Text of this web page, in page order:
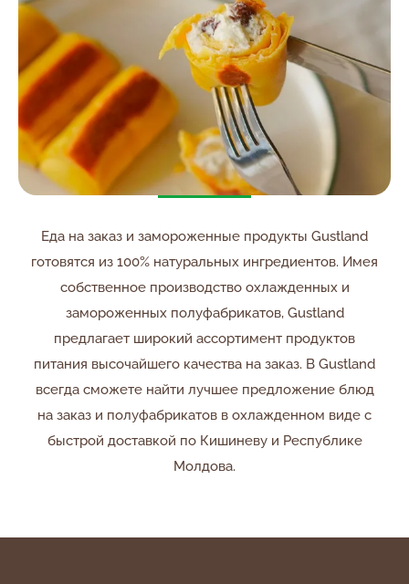
Еда на заказ и замороженные продукты Gustland
готовятся из 100% натуральных ингредиентов. Имея
собственное производство охлажденных и
замороженных полуфабрикатов, Gustland
предлагает широкий ассортимент продуктов
питания высочайшего качества на заказ. В Gustland
всегда сможете найти лучшее предложение блюд
на заказ и полуфабрикатов в охлажденном виде с
быстрой доставкой по Кишиневу и Республике
Молдова.